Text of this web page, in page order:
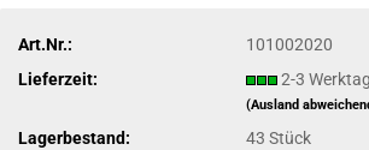
Art.Nr.:
101002020
Lieferzeit:
2-3
(Ausland
Lagerbestand: 43Stück